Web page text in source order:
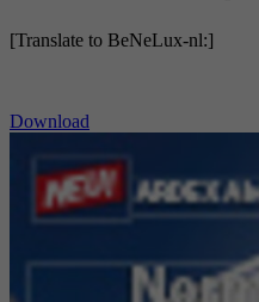
[Translate to BeNeLux-nl:]
Download